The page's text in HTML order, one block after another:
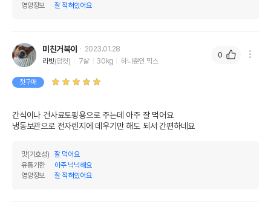
영양정보
잘 적혀있어요
미친거북이
2023.01.28
라빗(암컷) 7살 30kg 하나뿐인 믹스
첫구매
간식이나 건사료토핑용으로 주는데 아주 잘 먹어요
냉동보관으로 전자렌지에 데우기만 해도 되서 간편하네요
맛(기호성)
잘 먹어요
유통기한
아주 넉넉해요
영양정보
잘 적혀있어요
0